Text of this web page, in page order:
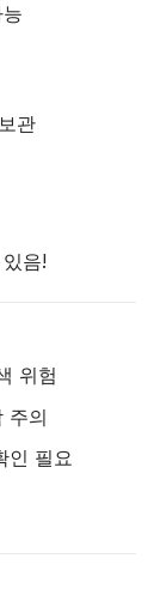
관
음!
위험
주의
인 필요